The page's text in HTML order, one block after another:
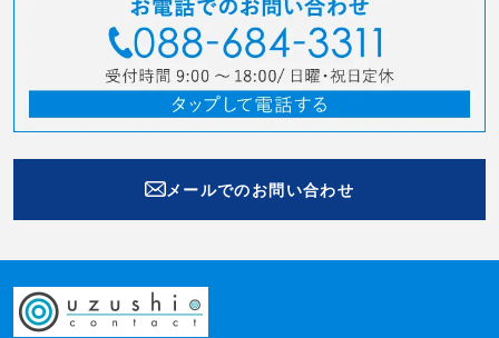
メールでのお問い合わせ